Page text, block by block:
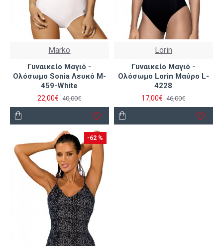
Marko
Γυναικείο Μαγιό -
Ολόσωμο Sonia Λευκό M-
459-White
22,00€ 40,00€
Lorin
Γυναικείο Μαγιό -
Ολόσωμο Lorin Μαύρο L-
4228
17,00€ 46,00€
-62 %